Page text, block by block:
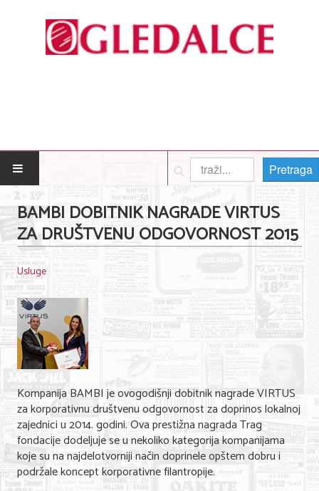
POČETNA
Posao
Usluge
Nega lica i tela
Shopping
Sve za venčanje
Sve za decu
Gastronomija
Kuća i bašta
Zdravlje i medicina
Pretraga
BAMBI DOBITNIK NAGRADE VIRTUS
ZA DRUŠTVENU ODGOVORNOST 2015
Usluge
Kompanija BAMBI je ovogodišnji dobitnik nagrade VIRTUS
za korporativnu društvenu odgovornost za doprinos lokalnoj
zajednici u 2014. godini. Ova prestižna nagrada Trag
fondacije dodeljuje se u nekoliko kategorija kompanijama
koje su na najdelotvorniji način doprinele opštem dobru i
podržale koncept korporativne filantropije.